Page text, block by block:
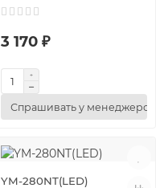
3 170 ₽
Спрашивать у менеджеров
YM-280NT(LED)